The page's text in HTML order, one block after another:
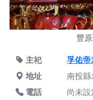
豐
主祀
孚佑
地址
南投
電話
尚未設